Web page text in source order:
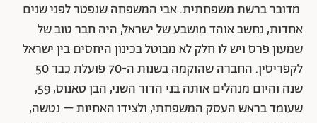
מדובר ברשת משפחתית. אבי המשפחה שנפטר לפני שנים
אחדות, נחשב אוהד מושבע של ישראל, היה חבר טוב של
שמעון פרס ויש לו חלק לא מבוטל בכינון היחסים בין ישראל
לקפריסין. החברה שהוקמה בשנות ה-70 פועלת כבר 50
שנה והיום מנהלים אותה בני הדור השני, הבן טאנוס, 59,
שעומד בראש העסק המשפחתי, ולצידו האחיות – נטשה,